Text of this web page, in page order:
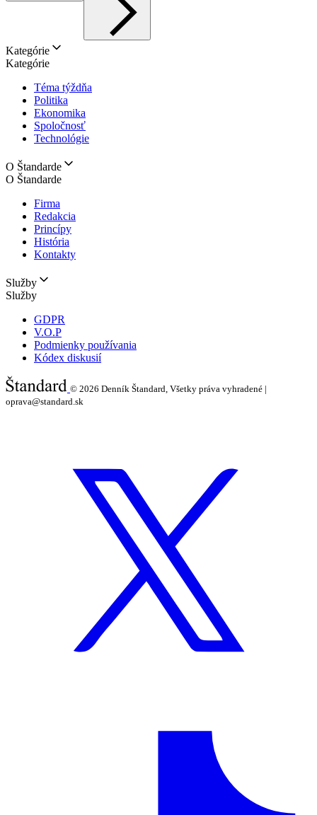
Kategórie
Kategórie
Téma týždňa
Politika
Ekonomika
Spoločnosť
Technológie
O Štandarde
O Štandarde
Firma
Redakcia
Princípy
História
Kontakty
Služby
Služby
GDPR
V.O.P
Podmienky používania
Kódex diskusií
© 2026 Denník Štandard, Všetky práva vyhradené |
oprava@standard.sk